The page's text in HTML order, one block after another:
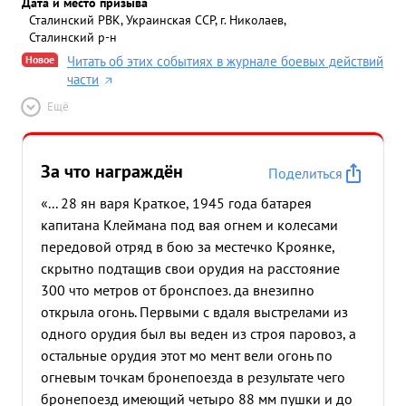
Сталинский РВК, Украинская ССР, г. Николаев,
Сталинский р-н
Новое
Читать об этих событиях в журнале боевых действий
части
Ещё
За что награждён
Поделиться
«... 28 ян варя Краткое, 1945 года батарея
капитана Клеймана под вая огнем и колесами
передовой отряд в бою за местечко Кроянке,
скрытно подтащив свои орудия на расстояние
300 что метров от бронспоез. да внезипно
открыла огонь. Первыми с вдаля выстрелами из
одного орудия был вы веден из строя паровоз, а
остальные орудия этот мо мент вели огонь по
огневым точкам бронепоезда в результате чего
бронепоезд имеющий четыро 88 мм пушки и до